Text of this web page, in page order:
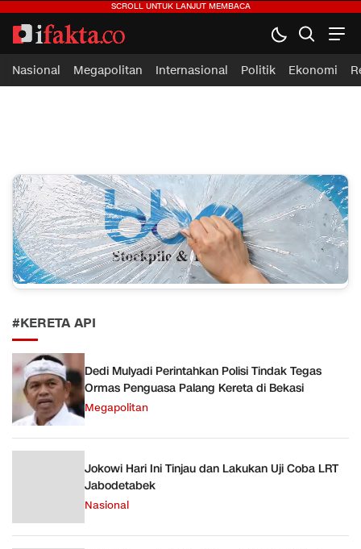
ifakta.co
#pastibenar
Nasional Megapolitan Internasional Politik Ekonomi
#KERETA API
Dedi Mulyadi Perintahkan Polisi Tindak Tegas
Ormas Penguasa Palang Kereta di Bekasi
Megapolitan
Jokowi Hari Ini Tinjau dan Lakukan Uji Coba LRT
Jabodetabek
Nasional